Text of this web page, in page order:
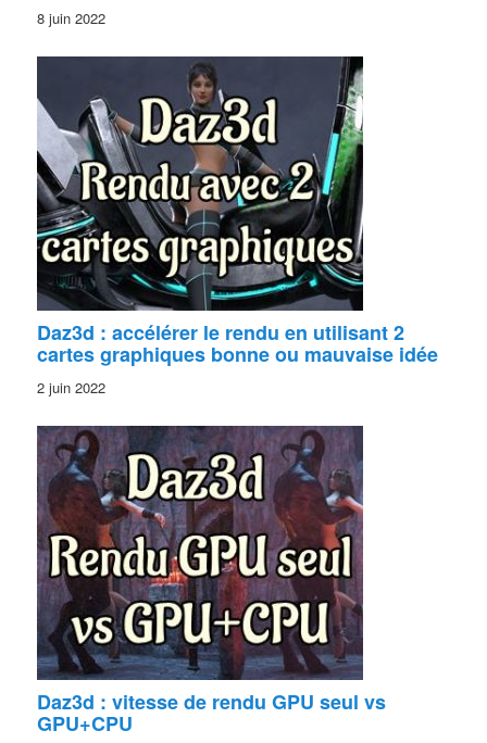
8 juin 2022
Daz3d : accélérer le rendu en utilisant 2
cartes graphiques bonne ou mauvaise idée
2 juin 2022
Daz3d : vitesse de rendu GPU seul vs
GPU+CPU